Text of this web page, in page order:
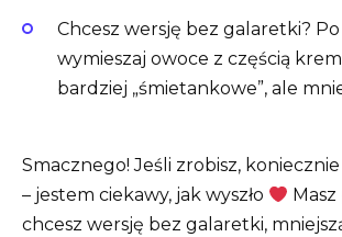
Chcesz wersję bez galaretki?
wymieszaj owoce z częścią
bardziej „śmietankowe”, ale
Smacznego! Jeśli zrobisz,
– jestem ciekawy, jak wyszło
chcesz wersję bez galaretki,